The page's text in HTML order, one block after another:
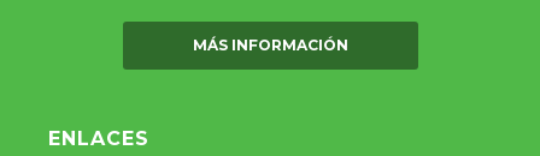
MÁS INFORMACIÓN
ENLACES